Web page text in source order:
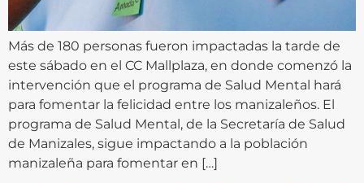
Más de 180 personas fueron impactadas la tarde de
este sábado en el CC Mallplaza, en donde comenzó la
intervención que el programa de Salud Mental hará
para fomentar la felicidad entre los manizaleños. El
programa de Salud Mental, de la Secretaría de Salud
de Manizales, sigue impactando a la población
manizaleña para fomentar en […]